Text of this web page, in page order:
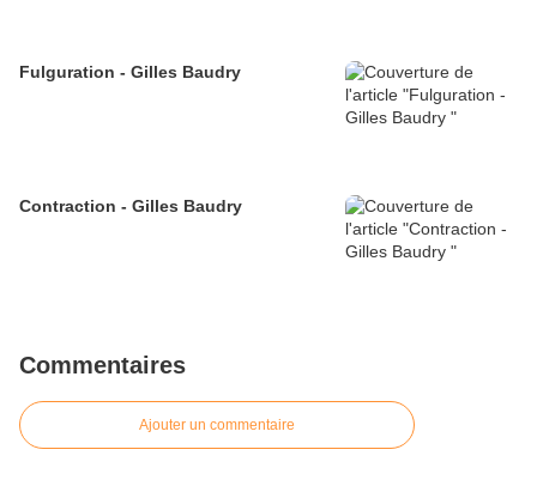
Fulguration - Gilles Baudry
Contraction - Gilles Baudry
Commentaires
Ajouter un commentaire